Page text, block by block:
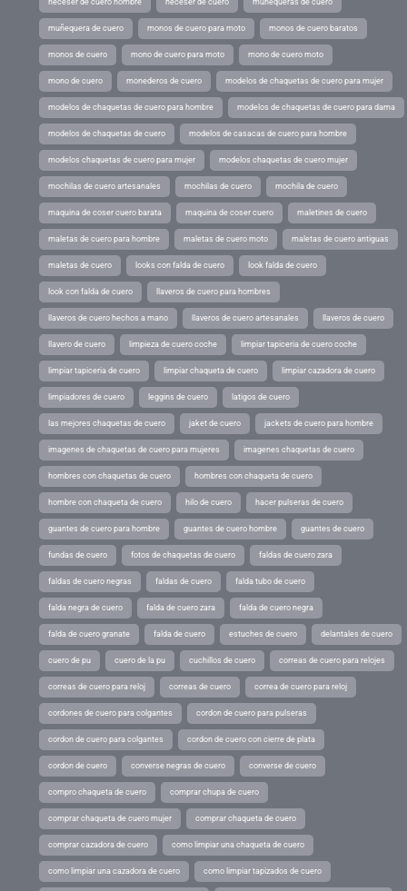
muñequera de cuero monos de cuero para moto monos de cuero baratos
monos de cuero mono de cuero para moto mono de cuero moto
mono de cuero monederos de cuero modelos de chaquetas de cuero para mujer
modelos de chaquetas de cuero para hombre modelos de chaquetas de cuero para dama
modelos de chaquetas de cuero modelos de casacas de cuero para hombre
modelos chaquetas de cuero para mujer modelos chaquetas de cuero mujer
mochilas de cuero artesanales mochilas de cuero mochila de cuero
maquina de coser cuero barata maquina de coser cuero maletines de cuero
maletas de cuero para hombre maletas de cuero moto maletas de cuero antiguas
maletas de cuero looks con falda de cuero look falda de cuero
look con falda de cuero llaveros de cuero para hombres
llaveros de cuero hechos a mano llaveros de cuero artesanales llaveros de cuero
llavero de cuero limpieza de cuero coche limpiar tapiceria de cuero coche
limpiar tapiceria de cuero limpiar chaqueta de cuero limpiar cazadora de cuero
limpiadores de cuero leggins de cuero latigos de cuero
las mejores chaquetas de cuero jaket de cuero jackets de cuero para hombre
imagenes de chaquetas de cuero para mujeres imagenes chaquetas de cuero
hombres con chaquetas de cuero hombres con chaqueta de cuero
hombre con chaqueta de cuero hilo de cuero hacer pulseras de cuero
guantes de cuero para hombre guantes de cuero hombre guantes de cuero
fundas de cuero fotos de chaquetas de cuero faldas de cuero zara
faldas de cuero negras faldas de cuero falda tubo de cuero
falda negra de cuero falda de cuero zara falda de cuero negra
falda de cuero granate falda de cuero estuches de cuero delantales de cuero
cuero de pu cuero de la pu cuchillos de cuero correas de cuero para relojes
correas de cuero para reloj correas de cuero correa de cuero para reloj
cordones de cuero para colgantes cordon de cuero para pulseras
cordon de cuero para colgantes cordon de cuero con cierre de plata
cordon de cuero converse negras de cuero converse de cuero
compro chaqueta de cuero comprar chupa de cuero
comprar chaqueta de cuero mujer comprar chaqueta de cuero
comprar cazadora de cuero como limpiar una chaqueta de cuero
como limpiar una cazadora de cuero como limpiar tapizados de cuero